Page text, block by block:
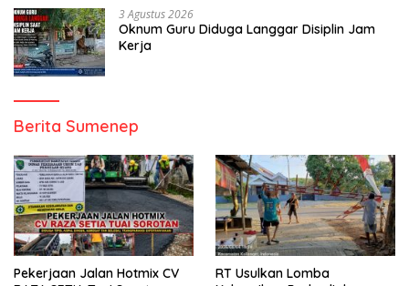
3 Agustus 2026
Oknum Guru Diduga Langgar Disiplin Jam
Kerja
Berita Sumenep
Pekerjaan Jalan Hotmix CV
RT Usulkan Lomba